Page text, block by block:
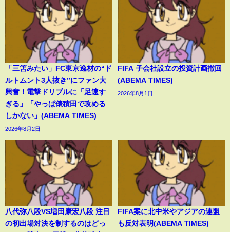
「三笘みたい」FC東京逸材の“ド
ルトムント3人抜き”にファン大
興奮！電撃ドリブルに「足速す
ぎる」「やっぱ俵積田で攻める
しかない」(ABEMA TIMES)
2026年8月2日
FIFA 子会社設立の投資計画撤回
(ABEMA TIMES)
2026年8月1日
八代弥八段VS増田康宏八段 注目
の初出場対決を制するのはどっ
FIFA案に北中米やアジアの連盟
も反対表明(ABEMA TIMES)